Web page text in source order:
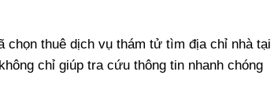
thuê dịch vụ thám tử tìm địa chỉ nhà tại
chỉ giúp tra cứu thông tin nhanh chóng